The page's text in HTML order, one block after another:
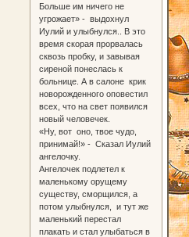
Больше им ничего не
угрожает» - выдохнул
Иулий и улыбнулся.. В это
время скорая прорвалась
сквозь пробку, и завывая
сиреной понеслась к
больнице. А в салоне крик
новорожденного оповестил
всех, что на свет появился
новый человечек.
«Ну, вот оно, твое чудо,
принимай!» - Сказал Иулий
ангелочку.
Ангелочек подлетел к
маленькому орущему
существу, сморщился, а
потом улыбнулся, и тут же
маленький перестал
плакать и стал улыбаться в